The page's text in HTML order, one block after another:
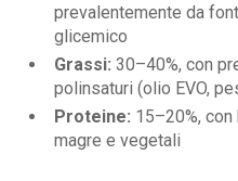
prevalentemente da
glicemico
Grassi: 30–40%, con
polinsaturi (olio EVO,
Proteine: 15–20%,
magre e vegetali